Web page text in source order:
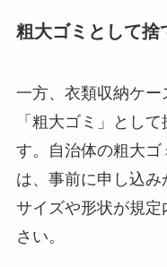
粗大ゴミとして捨
一方、衣類収納ケ
「粗大ゴミ」とし
す。自治体の粗大
は、事前に申し込
サイズや形状が規
さい。